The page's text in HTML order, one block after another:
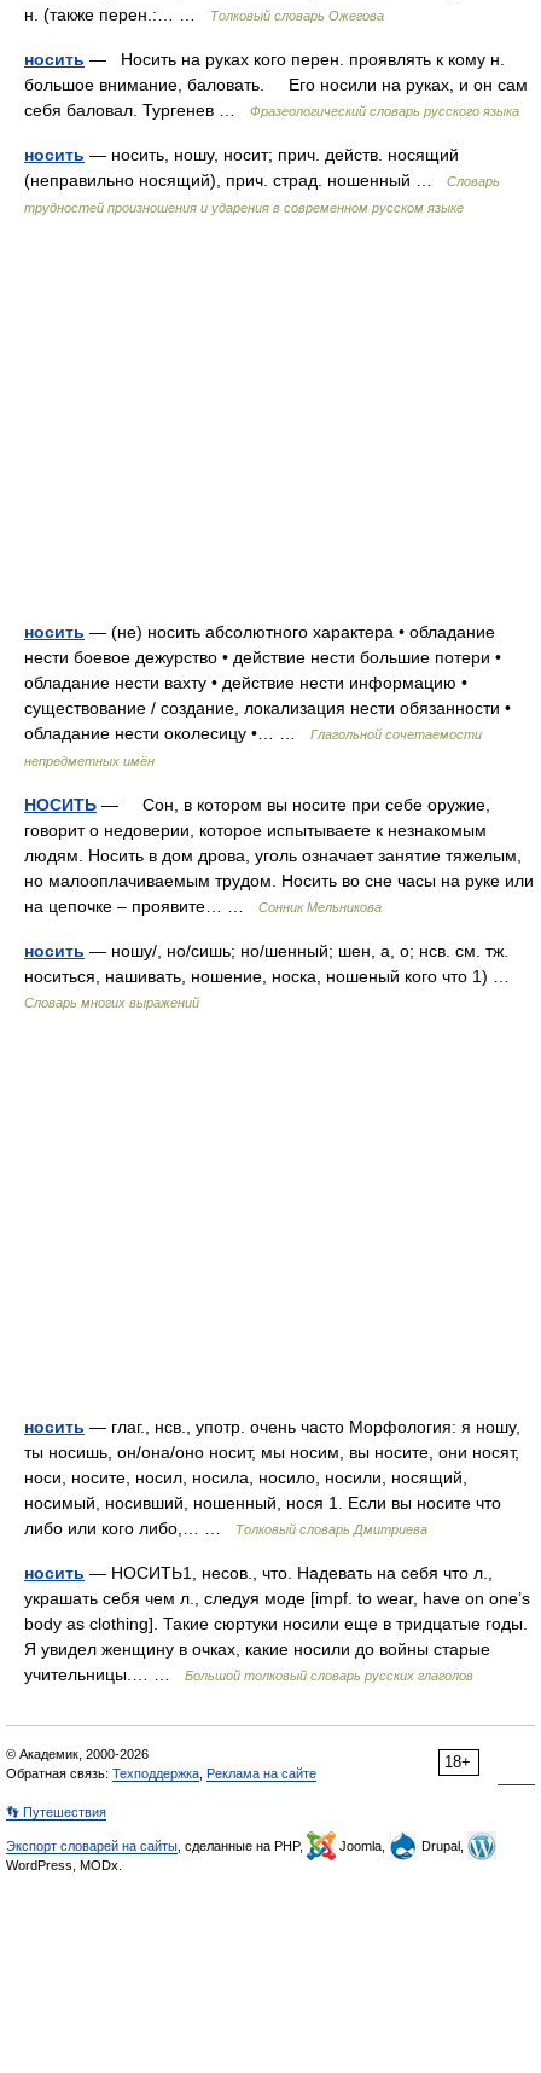
н. (также перен.:… …
Толковый словарь Ожегова
носить — Носить на руках кого перен. проявлять к кому н.
большое внимание, баловать. Его носили на руках, и он сам
себя баловал. Тургенев …
Фразеологический словарь русского языка
носить — носить, ношу, носит; прич. действ. носящий
(неправильно носящий), прич. страд. ношенный …
Словарь
трудностей произношения и ударения в современном русском языке
носить — (не) носить абсолютного характера • обладание
нести боевое дежурство • действие нести большие потери •
обладание нести вахту • действие нести информацию •
существование / создание, локализация нести обязанности •
обладание нести околесицу •… …
Глагольной сочетаемости
непредметных имён
НОСИТЬ — Сон, в котором вы носите при себе оружие,
говорит о недоверии, которое испытываете к незнакомым
людям. Носить в дом дрова, уголь означает занятие тяжелым,
но малооплачиваемым трудом. Носить во сне часы на руке или
на цепочке – проявите… …
Сонник Мельникова
носить — ношу/, но/сишь; но/шенный; шен, а, о; нсв. см. тж.
носиться, нашивать, ношение, носка, ношеный кого что 1) …
Словарь многих выражений
носить — глаг., нсв., употр. очень часто Морфология: я ношу,
ты носишь, он/она/оно носит, мы носим, вы носите, они носят,
носи, носите, носил, носила, носило, носили, носящий,
носимый, носивший, ношенный, нося 1. Если вы носите что
либо или кого либо,… …
Толковый словарь Дмитриева
носить — НОСИТЬ1, несов., что. Надевать на себя что л.,
украшать себя чем л., следуя моде [impf. to wear, have on one’s
body as clothing]. Такие сюртуки носили еще в тридцатые годы.
Я увидел женщину в очках, какие носили до войны старые
учительницы.… …
Большой толковый словарь русских глаголов
18+
© Академик, 2000-2026
Обратная связь: Техподдержка Реклама на сайте
👣 Путешествия
Экспорт словарей на сайты , сделанные на PHP, Joomla,
Drupal,
WordPress, MODx.